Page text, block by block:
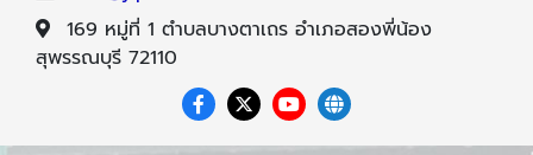
169 หมู่ที่ 1 ตำบลบางตาเถร อำเภอสองพี่น้อง
สุพรรณบุรี 72110